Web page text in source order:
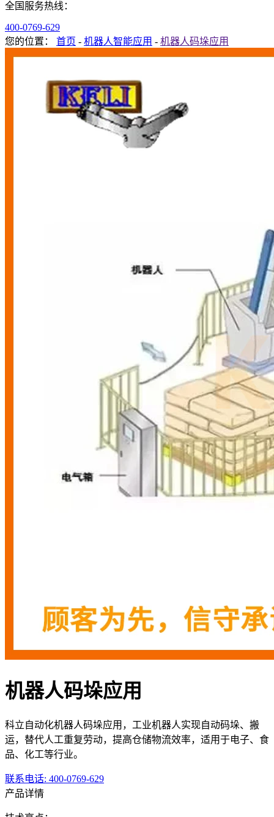
全国服务热线：
400-0769-629
您的位置：
首页 - 机器人智能应用 - 机器人码垛应用
机器人码垛应用
科立自动化机器人码垛应用，工业机器人实现自动码垛、搬
运，替代人工重复劳动，提高仓储物流效率，适用于电子、食
品、化工等行业。
联系电话: 400-0769-629
产品详情